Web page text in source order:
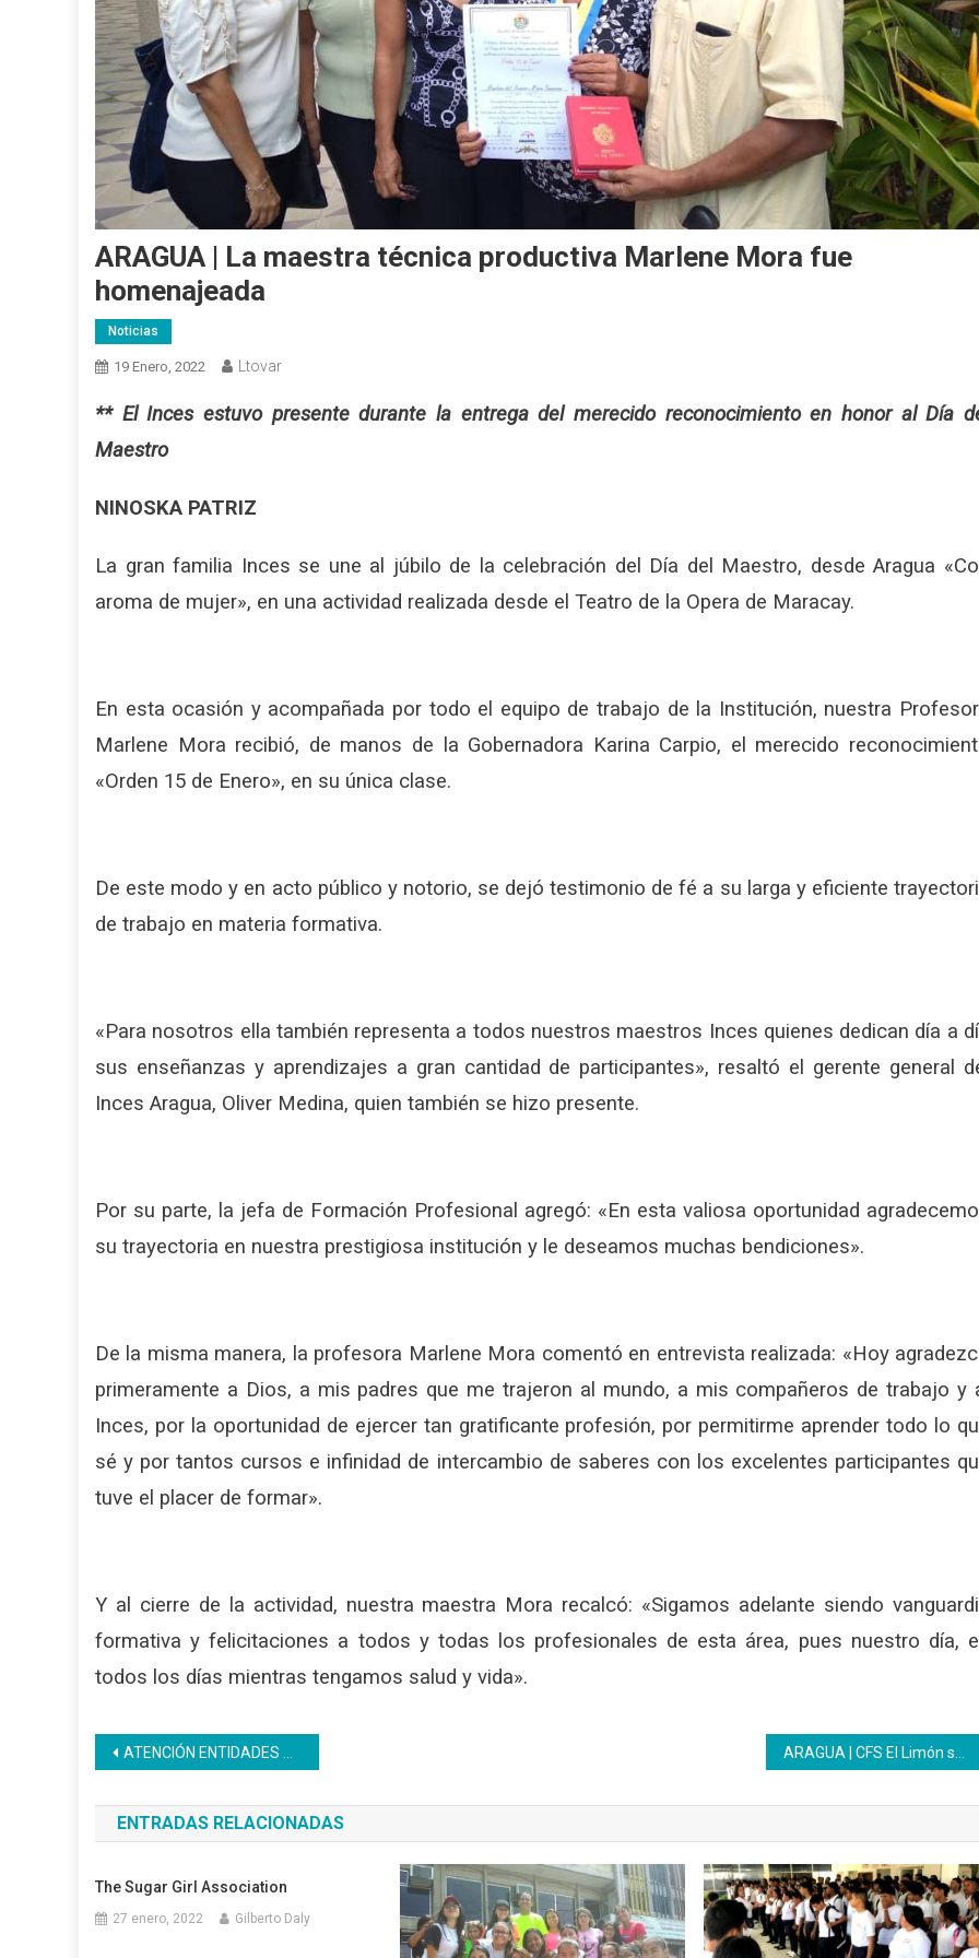
ARAGUA | La maestra técnica productiva Marlene Mora fue
homenajeada
Noticias
19 Enero, 2022 Ltovar
** El Inces estuvo presente durante la entrega del merecido reconocimiento en honor al Día
Maestro
NINOSKA PATRIZ
La gran familia Inces se une al júbilo de la celebración del Día del Maestro, desde Aragua
aroma de mujer», en una actividad realizada desde el Teatro de la Opera de Maracay.
En esta ocasión y acompañada por todo el equipo de trabajo de la Institución, nuestra
Marlene Mora recibió, de manos de la Gobernadora Karina Carpio, el merecido
«Orden 15 de Enero», en su única clase.
De este modo y en acto público y notorio, se dejó testimonio de fé a su larga y eficiente
de trabajo en materia formativa.
«Para nosotros ella también representa a todos nuestros maestros Inces quienes dedican día a
sus enseñanzas y aprendizajes a gran cantidad de participantes», resaltó el gerente general
Inces Aragua, Oliver Medina, quien también se hizo presente.
Por su parte, la jefa de Formación Profesional agregó: «En esta valiosa oportunidad
su trayectoria en nuestra prestigiosa institución y le deseamos muchas bendiciones».
De la misma manera, la profesora Marlene Mora comentó en entrevista realizada: «Hoy
primeramente a Dios, a mis padres que me trajeron al mundo, a mis compañeros de trabajo y
Inces, por la oportunidad de ejercer tan gratificante profesión, por permitirme aprender todo lo
sé y por tantos cursos e infinidad de intercambio de saberes con los excelentes participantes
tuve el placer de formar».
Y al cierre de la actividad, nuestra maestra Mora recalcó: «Sigamos adelante siendo
formativa y felicitaciones a todos y todas los profesionales de esta área, pues nuestro día,
todos los días mientras tengamos salud y vida».
Navegación
de
entradas
ATENCIÓN ENTIDADES DE TRABAJO
ENTRADAS RELACIONADAS
The Sugar Girl Association
27 enero, 2022 Gilberto Daly